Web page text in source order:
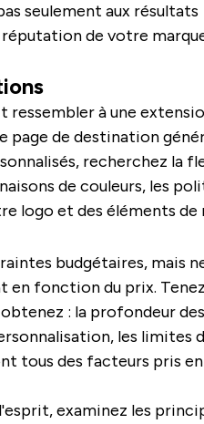
seulement aux résultats
de votre
ressembler à une
page de destination
recherchez la
de couleurs, les
logo et des éléments de
budgétaires, mais
en fonction du prix.
: la profondeur des
les limites
tous des facteurs pris
examinez les